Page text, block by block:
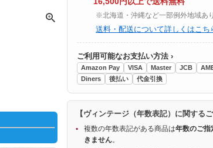
※北海道・沖縄など一部例外地域あり
送料・配送について詳しくはこち
ご利用可能なお支払い方法 ›
Amazon Pay VISA Master JCB
Diners
後払い 代金引換
【ヴィンテージ（年数表記）に関するご
複数の年数表記がある商品は年数のご指
きません。